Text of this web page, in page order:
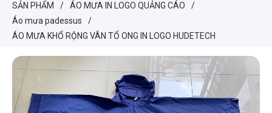
SẢN PHẨM / ÁO MƯA IN LOGO QUẢNG CÁO
/
Áo mưa padessus
/
ÁO MƯA KHỔ RỘNG VÂN TỔ ONG IN LOGO HUDETECH